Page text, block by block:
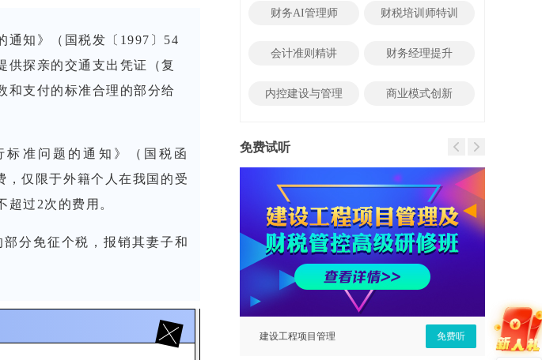
通知》（国税发〔1997〕54
供探亲的交通支出凭证（复
和支付的标准合理的部分给
标准问题的通知》（国税函
，仅限于外籍个人在我国的受
过2次的费用。
分免征个税，报销其妻子和
财务AI管理师 财税培训师特训
会计准则精讲 财务经理提升
内控建设与管理 商业模式创新
免费试听
建设工程项目管理 免费听 经营视